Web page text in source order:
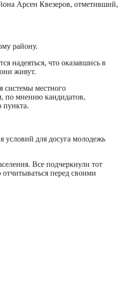
Арсен Квезеров, отметивший,
району.
надеяться, что оказавшись в
живут.
системы местного
по мнению кандидатов,
пункта.
условий для досуга молодежь
Все подчеркнули тот
перед своими